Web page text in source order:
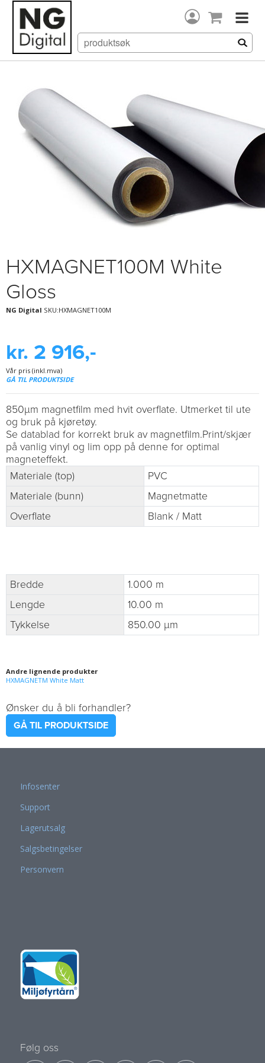
HXMAGNET100M White
Gloss
NG Digital SKU:HXMAGNET100M
kr. 2 916,-
Vår pris (inkl.mva)
GÅ TIL PRODUKTSIDE
850µm magnetfilm med hvit overflate. Utmerket til ute
og bruk på kjøretøy.
Se datablad for korrekt bruk av magnetfilm.Print/skjær
på vanlig vinyl og lim opp på denne for optimal
magneteffekt.
Materiale (top)
PVC
Materiale (bunn)
Magnetmatte
Overflate
Blank / Matt
Bredde
1.000 m
Lengde
10.00 m
Tykkelse
850.00 µm
Andre lignende produkter
HXMAGNETM White Matt
Ønsker du å bli forhandler?
GÅ TIL PRODUKTSIDE
Infosenter
Support
Lagerutsalg
Salgsbetingelser
Personvern
Følg oss